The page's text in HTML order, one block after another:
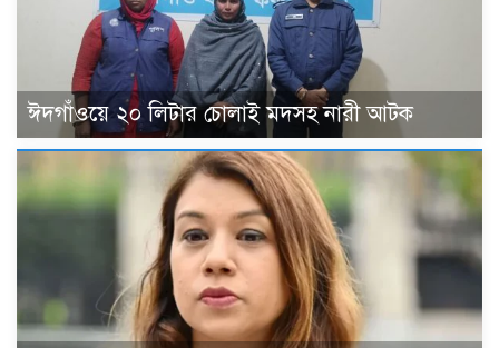
ঈদগাঁওয়ে ২০ লিটার চোলাই মদসহ নারী আটক